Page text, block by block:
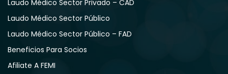
Laudo Médico Sector Privado – CAD
Laudo Médico Sector Público
Laudo Médico Sector Público – FAD
Beneficios Para Socios
Afiliate A FEMI